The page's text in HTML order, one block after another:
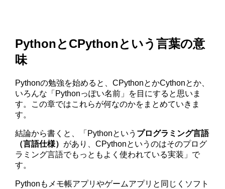
PythonとCPythonという言葉の意
味
Pythonの勉強を始めると、CPythonとかCythonとか、
いろんな「Pythonっぽい名前」を目にすると思いま
す。この章ではこれらが何なのかをまとめていきま
す。
結論から書くと、「Pythonという プログラミング言語
（言語仕様） があり、CPythonというのはそのプログ
ラミング言語でもっともよく使われている実装」で
す。
Pythonもメモ帳アプリやゲームアプリと同じくソフト